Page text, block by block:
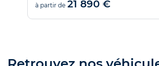
à partir de 21 890 €